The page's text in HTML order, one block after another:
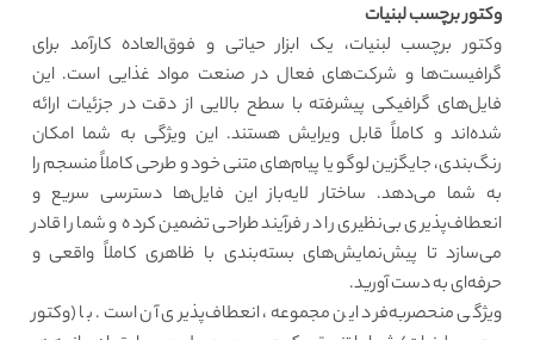
وکتور برچسب لبنیات
وکتور برچسب لبنیات، یک ابزار حیاتی و فوق‌العاده کارآمد برای
گرافیست‌ها و شرکت‌های فعال در صنعت مواد غذایی است. این
فایل‌های گرافیکی پیشرفته با سطح بالایی از دقت در جزئیات ارائه
شده‌اند و کاملاً قابل ویرایش هستند. این ویژگی به شما امکان
رنگ‌بندی، جایگزین لوگو یا پیام‌های متنی خود و طرحی کاملاً منسجم را
به شما می‌دهد. ساختار لایه‌باز این فایل‌ها دسترسی سریع و
انعطاف‌پذیری بی‌نظیری را در فرآیند طراحی تضمین کرده و شما را قادر
می‌سازد تا پیش‌نمایش‌های بسته‌بندی با ظاهری کاملاً واقعی و
حرفه‌ای به دست آورید.
ویژگی منحصربه‌فرد این مجموعه، انعطاف‌پذیری آن است. با (وکتور